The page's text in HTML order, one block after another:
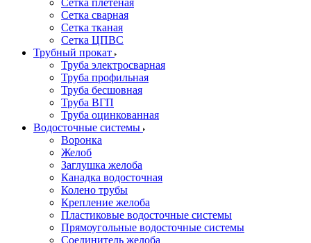
Сетка плетеная
Сетка сварная
Сетка тканая
Сетка ЦПВС
Трубный прокат
Труба электросварная
Труба профильная
Труба бесшовная
Труба ВГП
Труба оцинкованная
Водосточные системы
Воронка
Желоб
Заглушка желоба
Канадка водосточная
Колено трубы
Крепление желоба
Пластиковые водосточные системы
Прямоугольные водосточные системы
Соединитель желоба